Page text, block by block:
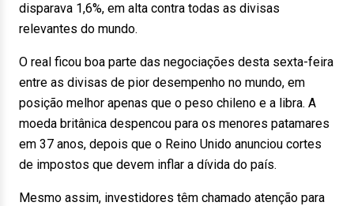
disparava 1,6%, em alta contra todas as divisas
relevantes do mundo.
O real ficou boa parte das negociações desta sexta-feira
entre as divisas de pior desempenho no mundo, em
posição melhor apenas que o peso chileno e a libra. A
moeda britânica despencou para os menores patamares
em 37 anos, depois que o Reino Unido anunciou cortes
de impostos que devem inflar a dívida do país.
Mesmo assim, investidores têm chamado atenção para